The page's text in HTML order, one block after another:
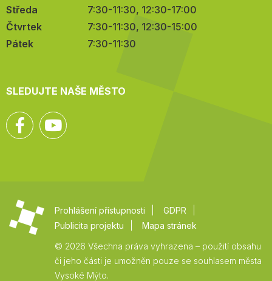
Středa
7:30-11:30, 12:30-17:00
Čtvrtek
7:30-11:30, 12:30-15:00
Pátek
7:30-11:30
SLEDUJTE NAŠE MĚSTO
Facebook
Prohlášení přístupnosti
GDPR
Publicita projektu
Mapa stránek
© 2026 Všechna práva vyhrazena – použití obsahu
či jeho části je umožněn pouze se souhlasem města
Vysoké Mýto.